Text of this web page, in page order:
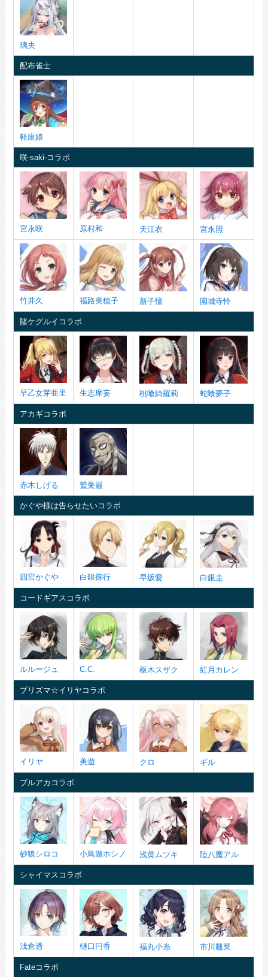
璃央
配布雀士
軽庫娘
咲-saki-コラボ
宮永咲 原村和 天江衣 宮永照
竹井久 福路美穂子 新子憧 園城寺怜
賭ケグルイコラボ
早乙女芽亜里 生志摩妄 桃喰綺羅莉 蛇喰夢子
アカギコラボ
赤木しげる 鷲巣巌
かぐや様は告らせたいコラボ
四宮かぐや 白銀御行 早坂愛 白銀圭
コードギアスコラボ
ルルージュ C.C. 枢木スザク 紅月カレン
プリズマ☆イリヤコラボ
イリヤ 美遊 クロ ギル
ブルアカコラボ
砂狼シロコ 小鳥遊ホシノ 浅黄ムツキ 陸八魔アル
シャイマスコラボ
浅倉透 樋口円香 福丸小糸 市川雛菜
Fateコラボ